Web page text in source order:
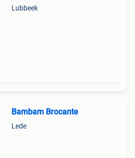
Lubbeek
Bambam Brocante
Lede